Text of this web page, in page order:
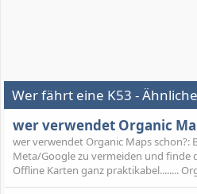
Wer fährt eine K53 -
wer verwendet Organic
wer verwendet Organic Maps schon?:
Meta/Google zu vermeiden und finde
Offline Karten ganz praktikabel........